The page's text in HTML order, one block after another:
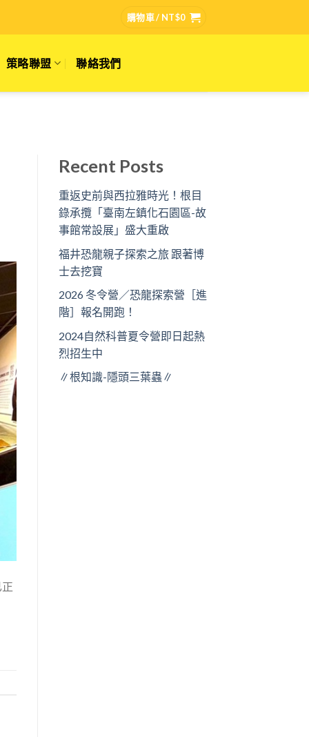
購物車 / NT$0
策略聯盟 聯絡我們
Recent Posts
重返史前與西拉雅時光！根目
錄承攬「臺南左鎮化石園區-故
事館常設展」盛大重啟
福井恐龍親子探索之旅 跟著博
士去挖寶
2026 冬令營／恐龍探索營［進
階］報名開跑！
2024自然科普夏令營即日起熱
烈招生中
∥根知識-隱頭三葉蟲∥